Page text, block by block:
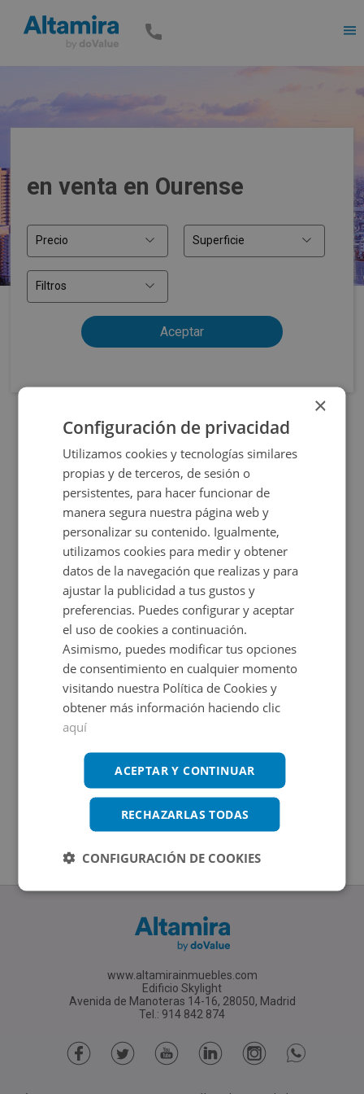
en venta en Ourense
Precio Superficie
Filtros
Rua Calvo Sotelo 211, 27600 Sarria - Lugo
Consultar precio
+ 61m2
www.altamirainmuebles.com
Edificio Skylight
Avenida de Manoteras 14-16, 28050, Madrid
Tel.: 914 842 874
×
Configuración de privacidad
Utilizamos cookies y tecnologías similares
propias y de terceros, de sesión o
persistentes, para hacer funcionar de
manera segura nuestra página web y
personalizar su contenido. Igualmente,
utilizamos cookies para medir y obtener
datos de la navegación que realizas y para
ajustar la publicidad a tus gustos y
preferencias. Puedes configurar y aceptar
el uso de cookies a continuación.
Asimismo, puedes modificar tus opciones
de consentimiento en cualquier momento
visitando nuestra Política de Cookies y
obtener más información haciendo clic
aquí
ACEPTAR Y CONTINUAR
RECHAZARLAS TODAS
CONFIGURACIÓN DE COOKIES